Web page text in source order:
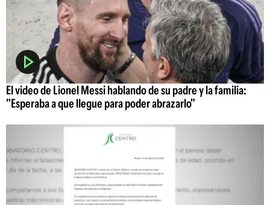
El video de Lionel Messi hablando de su padre y la familia:
"Esperaba a que llegue para poder abrazarlo"